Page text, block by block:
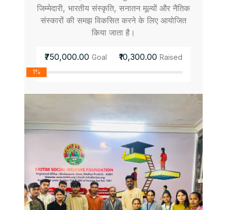
जिम्मेदारी, भारतीय संस्कृति, सनातन मूल्यों और नैतिक
संस्कारों की समझ विकसित करने के लिए आयोजित
किया जाता है।
₹750,000.00 Goal ₹10,300.00 Raised
1%